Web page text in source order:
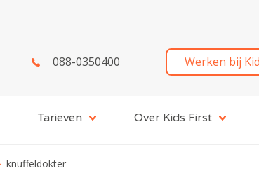
088-0350400 Werken bij
Tarieven Over Kids First
knuffeldokter